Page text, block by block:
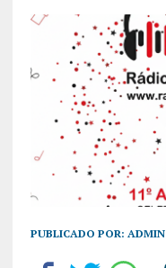
PUBLICADO POR: ADMIN